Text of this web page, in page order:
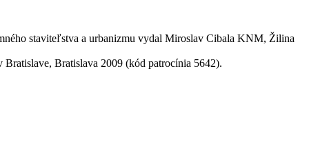
staviteľstva a urbanizmu vydal Miroslav Cibala KNM, Žilina
Bratislava 2009 (kód patrocínia 5642).